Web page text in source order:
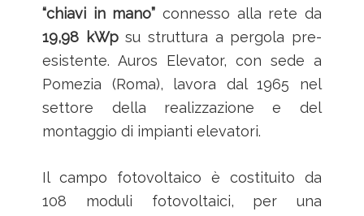
“chiavi in mano” connesso alla rete da
19,98 kWpsu struttura a pergola pre-
esistente. Auros Elevator, con sede a
Pomezia (Roma), lavora dal 1965 nel
settore della realizzazione e del
montaggio di impianti elevatori.
Il campo fotovoltaico è costituito da
108 moduli fotovoltaici, per una